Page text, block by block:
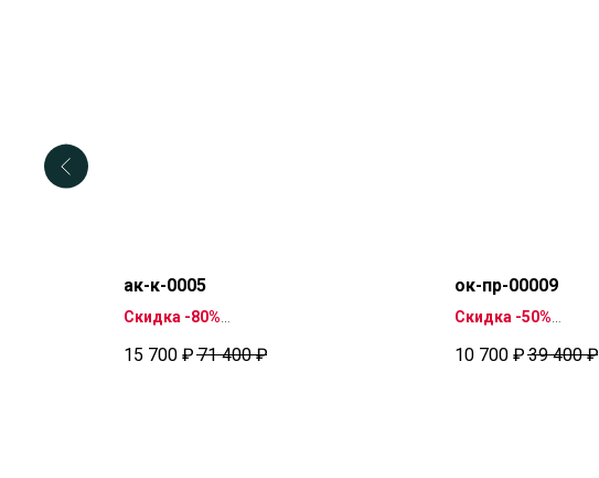
ак-к-0005
Скидка -80%
дней
15 700 ₽ 71 400 ₽
ок-пр-00009
Скидка -50%
10 700 ₽ 39 400 ₽